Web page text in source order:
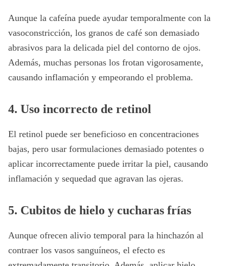
Aunque la cafeína puede ayudar temporalmente con la
vasoconstricción, los granos de café son demasiado
abrasivos para la delicada piel del contorno de ojos.
Además, muchas personas los frotan vigorosamente,
causando inflamación y empeorando el problema.
4. Uso incorrecto de retinol
El retinol puede ser beneficioso en concentraciones
bajas, pero usar formulaciones demasiado potentes o
aplicar incorrectamente puede irritar la piel, causando
inflamación y sequedad que agravan las ojeras.
5. Cubitos de hielo y cucharas frías
Aunque ofrecen alivio temporal para la hinchazón al
contraer los vasos sanguíneos, el efecto es